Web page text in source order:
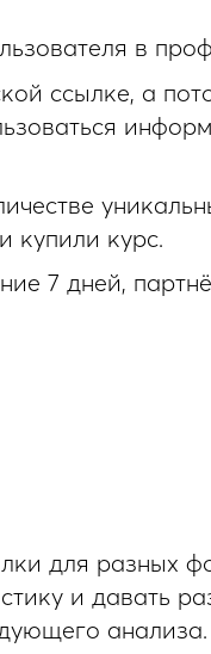
в
ссылке, а
купили курс.
7 дней,
для разных
и давать
анализа.